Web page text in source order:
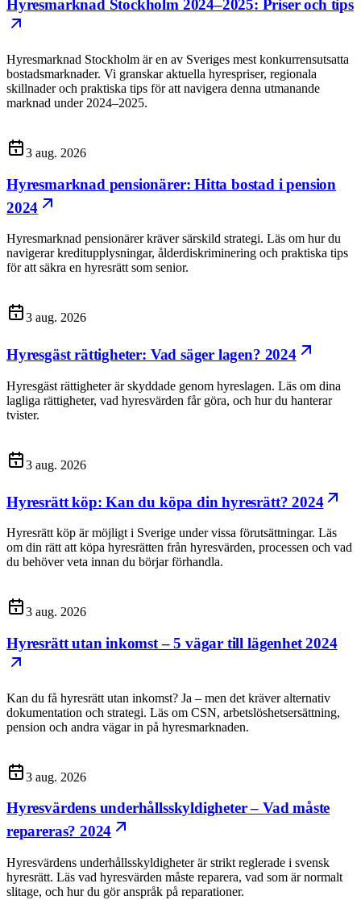
Hyresmarknad Stockholm 2024–2025: Priser och tips
Hyresmarknad Stockholm är en av Sveriges mest konkurrensutsatta
bostadsmarknader. Vi granskar aktuella hyrespriser, regionala
skillnader och praktiska tips för att navigera denna utmanande
marknad under 2024–2025.
3 aug. 2026
Hyresmarknad pensionärer: Hitta bostad i pension
2024
Hyresmarknad pensionärer kräver särskild strategi. Läs om hur du
navigerar kreditupplysningar, ålderdiskriminering och praktiska tips
för att säkra en hyresrätt som senior.
3 aug. 2026
Hyresgäst rättigheter: Vad säger lagen? 2024
Hyresgäst rättigheter är skyddade genom hyreslagen. Läs om dina
lagliga rättigheter, vad hyresvärden får göra, och hur du hanterar
tvister.
3 aug. 2026
Hyresrätt köp: Kan du köpa din hyresrätt? 2024
Hyresrätt köp är möjligt i Sverige under vissa förutsättningar. Läs
om din rätt att köpa hyresrätten från hyresvärden, processen och vad
du behöver veta innan du börjar förhandla.
3 aug. 2026
Hyresrätt utan inkomst – 5 vägar till lägenhet 2024
Kan du få hyresrätt utan inkomst? Ja – men det kräver alternativ
dokumentation och strategi. Läs om CSN, arbetslöshetsersättning,
pension och andra vägar in på hyresmarknaden.
3 aug. 2026
Hyresvärdens underhållsskyldigheter – Vad måste
repareras? 2024
Hyresvärdens underhållsskyldigheter är strikt reglerade i svensk
hyresrätt. Läs vad hyresvärden måste reparera, vad som är normalt
slitage, och hur du gör anspråk på reparationer.